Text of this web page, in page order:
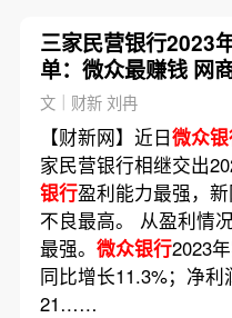
三家民营银行2023
单：微众最赚钱 网
高
文｜财新 刘冉
【财新网】近日微众
家民营银行相继交出
银行盈利能力最强，
不良最高。 从盈利情况
最强。 微众银行2023
同比增长11.3%；净
21……